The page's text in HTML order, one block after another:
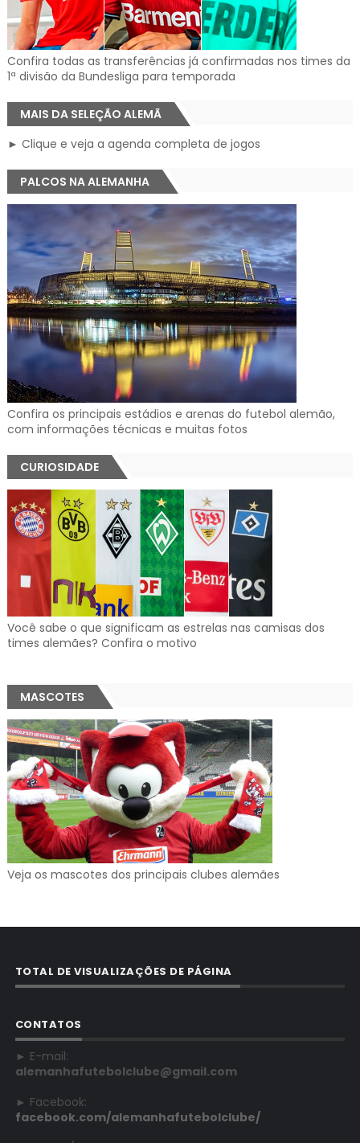
Confira todas as transferências já confirmadas nos times da
1ª divisão da Bundesliga para temporada
MAIS DA SELEÇÃO ALEMÃ
► Clique e veja a agenda completa de jogos
PALCOS NA ALEMANHA
Confira os principais estádios e arenas do futebol alemão,
com informações técnicas e muitas fotos
CURIOSIDADE
Você sabe o que significam as estrelas nas camisas dos
times alemães? Confira o motivo
MASCOTES
Veja os mascotes dos principais clubes alemães
TOTAL DE VISUALIZAÇÕES DE PÁGINA
CONTATOS
► E-mail:
alemanhafutebolclube@gmail.com
► Facebook:
facebook.com/alemanhafutebolclube/